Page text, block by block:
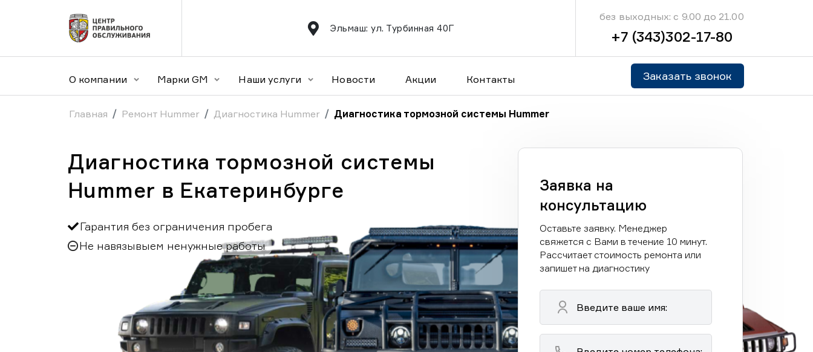
Эльмаш: ул. Турбинная 40Г
без выходных: с 9.00 до 21.00
+7 (343)302-17-80
О компании Марки GM Наши услуги Новости Акции Контакты Заказать звонок
Главная Ремонт Hummer Диагностика Hummer Диагностика тормозной системы Hummer
Диагностика тормозной системы
Hummer в Екатеринбурге
Гарантия без ограничения пробега
Не навязывыем ненужные работы
Заявка на
консультацию
Оставьте заявку. Менеджер
свяжется с Вами в течение 10 минут.
Рассчитает стоимость ремонта или
запишет на диагностику